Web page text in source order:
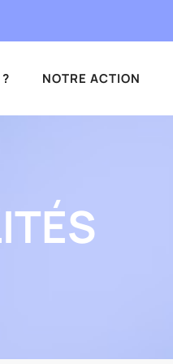
NOTRE ACTION